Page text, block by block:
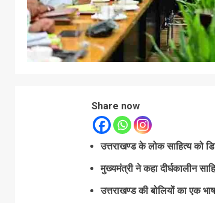
Share now
उत्तराखण्ड के लोक साहित्य को
मुख्यमंत्री ने कहा दीर्घकालीन
उत्तराखण्ड की बोलियों का एक